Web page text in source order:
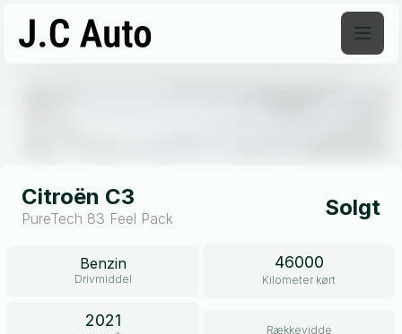
Citroën C3
PureTech 83 Feel Pack Solgt
Benzin
Drivmiddel
46000
Kilometer kørt
2021
Rækkevidde